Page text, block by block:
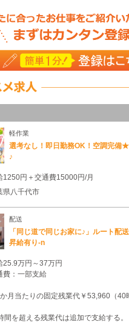
軽作業
選考なし！即日勤務OK！空調完備
♪
1250円＋交通費15000円/月
県八千代市
配送
「同じ道で同じお家に♪」ルート配
昇給有り-n
25.9万円～37万円
費：一部支給
月当たりの固定残業代￥53,960（40
間を超える残業代は追加で支給する。